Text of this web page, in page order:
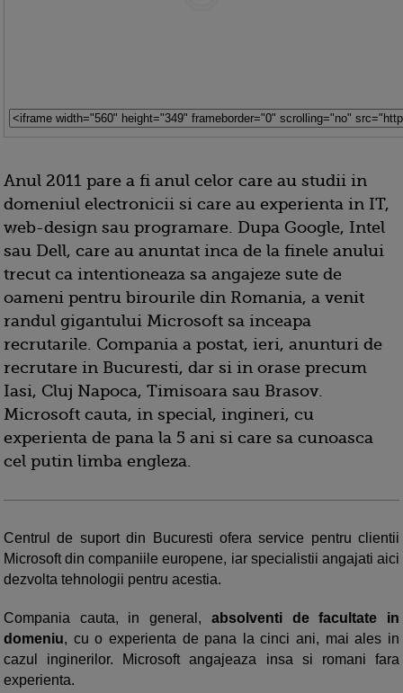
Anul 2011 pare a fi anul celor care au studii in
domeniul electronicii si care au experienta in IT,
web-design sau programare. Dupa Google, Intel
sau Dell, care au anuntat inca de la finele anului
trecut ca intentioneaza sa angajeze sute de
oameni pentru birourile din Romania, a venit
randul gigantului Microsoft sa inceapa
recrutarile. Compania a postat, ieri, anunturi de
recrutare in Bucuresti, dar si in orase precum
Iasi, Cluj Napoca, Timisoara sau Brasov.
Microsoft cauta, in special, ingineri, cu
experienta de pana la 5 ani si care sa cunoasca
cel putin limba engleza.
Centrul de suport din Bucuresti ofera service pentru clientii
Microsoft din companiile europene, iar specialistii angajati aici
dezvolta tehnologii pentru acestia.
Compania cauta, in general, absolventi de facultate in
domeniu, cu o experienta de pana la cinci ani, mai ales in
cazul inginerilor. Microsoft angajeaza insa si romani fara
experienta.